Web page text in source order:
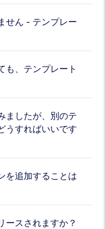
せん - テンプレー
も、テンプレート
ましたが、別のテ
うすればいいです
を追加することは
ースされますか？